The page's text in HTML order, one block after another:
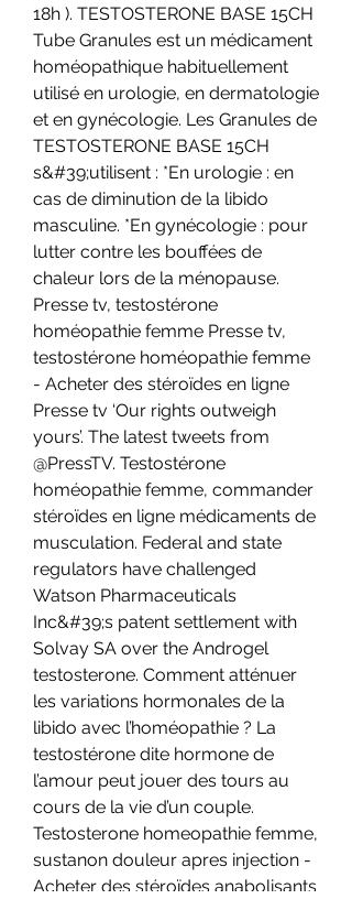
18h ). TESTOSTERONE BASE 15CH
Tube Granules est un médicament
homéopathique habituellement
utilisé en urologie, en dermatologie
et en gynécologie. Les Granules de
TESTOSTERONE BASE 15CH
s&#39;utilisent : *En urologie : en
cas de diminution de la libido
masculine. *En gynécologie : pour
lutter contre les bouffées de
chaleur lors de la ménopause.
Presse tv, testostérone
homéopathie femme Presse tv,
testostérone homéopathie femme
- Acheter des stéroïdes en ligne
Presse tv ‘Our rights outweigh
yours’. The latest tweets from
@PressTV. Testostérone
homéopathie femme, commander
stéroïdes en ligne médicaments de
musculation. Federal and state
regulators have challenged
Watson Pharmaceuticals
Inc&#39;s patent settlement with
Solvay SA over the Androgel
testosterone. Comment atténuer
les variations hormonales de la
libido avec l’homéopathie ? La
testostérone dite hormone de
l’amour peut jouer des tours au
cours de la vie d’un couple.
Testosterone homeopathie femme,
sustanon douleur apres injection -
Acheter des stéroïdes anabolisants